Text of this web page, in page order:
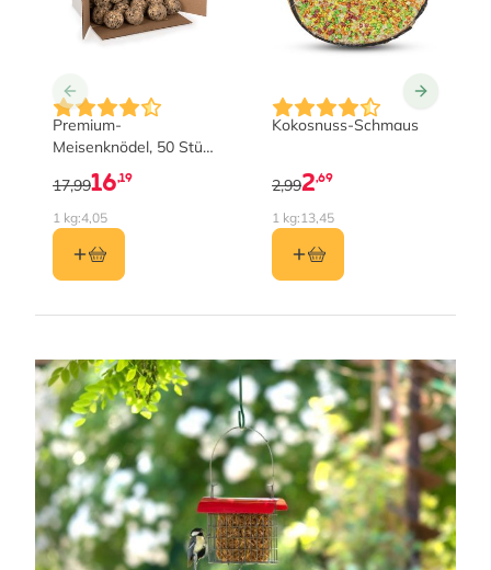
Premium-
Meisenknödel, 50 Stück
16,19
17,99
1 kg:4,05
Kokosnuss-Schmaus
2,69
2,99
1 kg: 13,45